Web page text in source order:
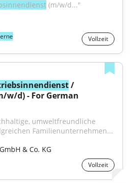
(m/w/d..."
Vollzeit
/
w/d) - For German
umweltfreundliche
Familienunternehmen...
& Co. KG
Vollzeit